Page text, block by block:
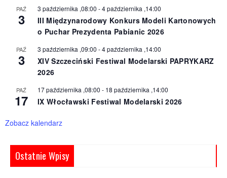
PAŹ
3
3 października ,08:00 -4 października ,14:00
III Międzynarodowy Konkurs Modeli Kartonowych
o Puchar Prezydenta Pabianic 2026
PAŹ
3
3 października ,09:00 -4 października ,14:00
XIV Szczeciński Festiwal Modelarski PAPRYKARZ
2026
PAŹ
17
17 października ,08:00 - 18 października ,14:00
IX Włocławski Festiwal Modelarski 2026
Zobacz kalendarz
Ostatnie Wpisy